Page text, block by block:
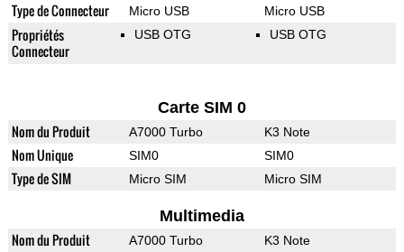
Type de Connecteur Micro USB Micro USB
Propriétés
Connecteur
USB OTG USB OTG
Carte SIM 0
Nom du Produit A7000 Turbo K3 Note
Nom Unique SIM0 SIM0
Type de SIM Micro SIM Micro SIM
Multimedia
Nom du Produit A7000 Turbo K3 Note